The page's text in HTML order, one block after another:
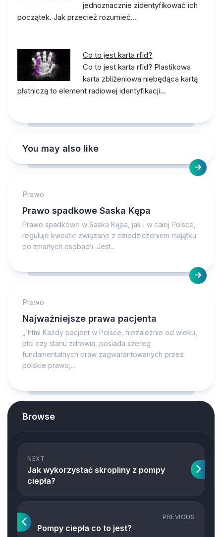
jednoznacznie zidentyfikować ich
początek. Jak przecież rozumieć…
Co to jest karta rfid?
Co to jest karta rfid? Plastikowa
karta zbliżeniowa niebędąca kartą
płatniczą to element radiowej identyfikacji…
You may also like
Prawo
Prawo spadkowe Saska Kępa
Prawo spadkowe w Saska Kępa, jak i w całej Polsce,
reguluje kwestie związane z dziedziczeniem majątku
po zmarłych osobach. Jest...
Prawo
Najważniejsze prawa pacjenta
„`html Każdy pacjent w Polsce, niezależnie od wieku,
płci czy stanu zdrowia, posiada szereg
fundamentalnych praw zagwarantowanych przez
polskie prawo,...
Browse
NEXT
Jak wykorzystać skropliny z pompy
ciepła?
PREVIOUS
Pompy ciepła co to jest?